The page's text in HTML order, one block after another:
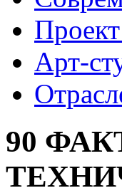
Арт-
90